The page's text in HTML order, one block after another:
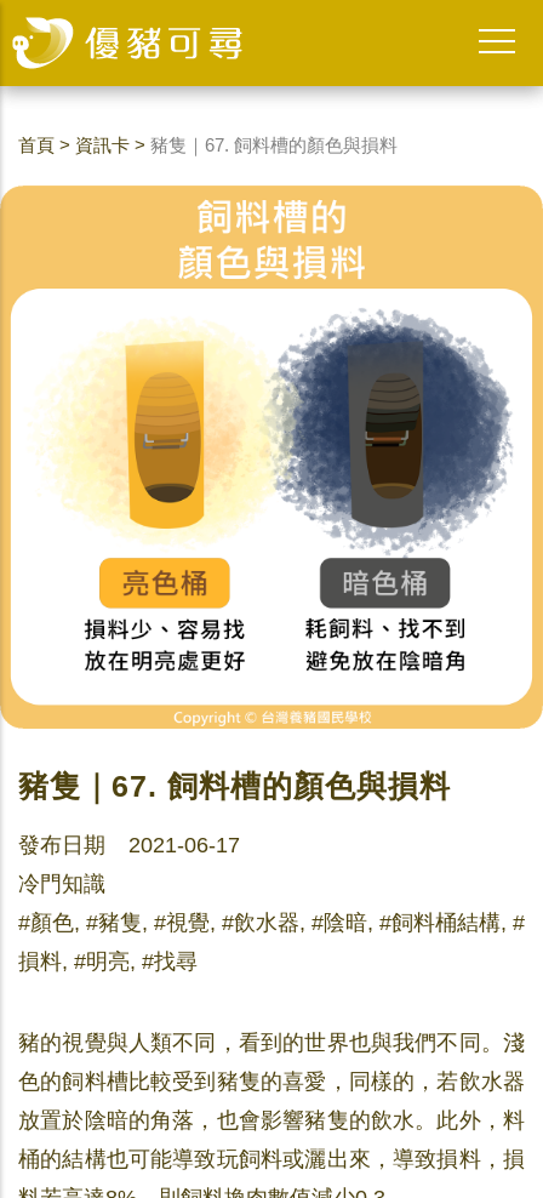
首頁 > 資訊卡 > 豬隻｜67. 飼料槽的顏色與損料
豬隻｜67. 飼料槽的顏色與損料
發布日期 2021-06-17
冷門知識
#顏色, #豬隻, #視覺, #飲水器, #陰暗, #飼料桶結構, #
損料, #明亮, #找尋
豬的視覺與人類不同，看到的世界也與我們不同。淺
色的飼料槽比較受到豬隻的喜愛，同樣的，若飲水器
放置於陰暗的角落，也會影響豬隻的飲水。此外，料
桶的結構也可能導致玩飼料或灑出來，導致損料，損